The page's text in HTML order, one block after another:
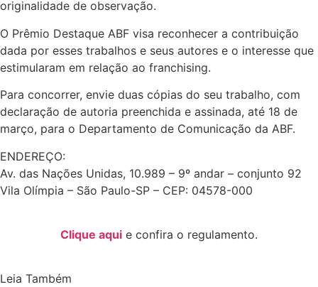
originalidade de observação.
O Prêmio Destaque ABF visa reconhecer a contribuição
dada por esses trabalhos e seus autores e o interesse que
estimularam em relação ao franchising.
Para concorrer, envie duas cópias do seu trabalho, com
declaração de autoria preenchida e assinada, até 18 de
março, para o Departamento de Comunicação da ABF.
ENDEREÇO:
Av. das Nações Unidas, 10.989 – 9º andar – conjunto 92
Vila Olímpia – São Paulo-SP – CEP: 04578-000
Clique aqui e confira o regulamento.
Leia Também